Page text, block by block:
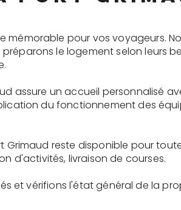
mémorable pour vos voyageurs.
le logement selon leurs
assure un accueil personnalisé
du fonctionnement des
Grimaud reste disponible pour
d'activités, livraison de courses.
et vérifions l'état général de la